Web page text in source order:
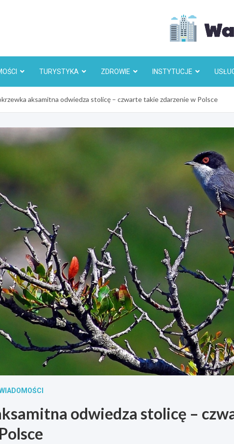
TURYSTYKA ZDROWIE INSTYTUCJE
aksamitna odwiedza stolicę – czwarte takie zdarzenie w Polsce
odwiedza stolicę –